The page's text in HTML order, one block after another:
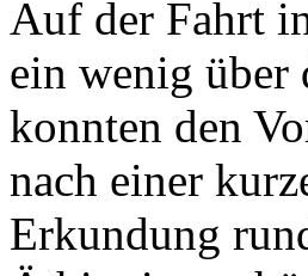
Auf der Fahrt
ein wenig über
konnten den
nach einer
Erkundung